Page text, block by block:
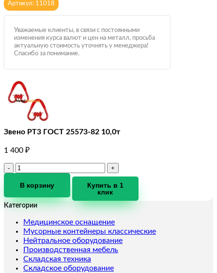
Артикул: 11018
Уважаемые клиенты, в связи с постоянными
изменения курса валют и цен на металл, просьба
актуальную стоимость уточнять у менеджера!
Спасибо за понимание.
Звено РТ3 ГОСТ 25573-82 10,0т
1 400 ₽
Количество
Звено
ГОСТ
82
10,0т
В корзину
Купить в 1
клик
Категории
Медицинское оснащение
Мусорные контейнеры классические
Нейтральное оборудование
Производственная мебель
Складская техника
Складское оборудование